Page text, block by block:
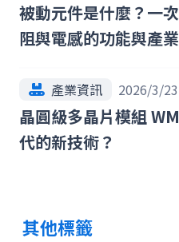
被動元件是什麼？一
阻與電感的功能與產
產業資訊 2026/3/23
晶圓級多晶片模組
代的新技術？
其他標籤